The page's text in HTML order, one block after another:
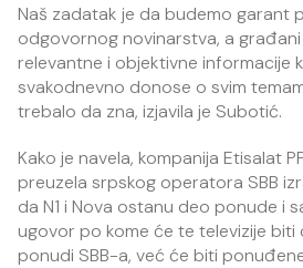
Naš zadatak je da budemo garant
odgovornog novinarstva, a
relevantne i objektivne informacije
svakodnevno donose o svim
trebalo da zna, izjavila je Subotić.
Kako je navela, kompanija Etisalat
preuzela srpskog operatora SBB
da N1 i Nova ostanu deo ponude i
ugovor po kome će te televizije biti
ponudi SBB-a, već će biti